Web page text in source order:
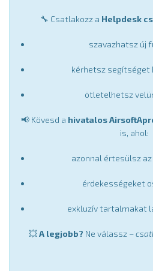
🔧 Csatlakozz a Helpdesk
szavazhatsz új
kérhetsz segítséget
ötletelhetsz
📢 Kövesd a hivatalos
is, ahol:
azonnal értesülsz
érdekességeket
exkluzív tartalmakat
💥A legjobb? Ne válassz –